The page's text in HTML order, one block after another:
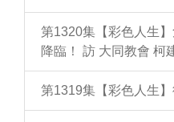
第1320集【彩色人生
降臨！ 訪 大同教會 柯
第1319集【彩色人生